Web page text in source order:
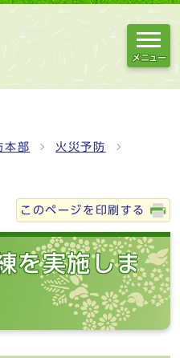
メニュー
本部 火災予防
このページを印刷する
を実施しま